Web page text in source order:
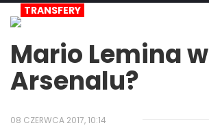
TRANSFERY
Mario Lemina w
Arsenalu?
08 CZERWCA 2017, 10:14